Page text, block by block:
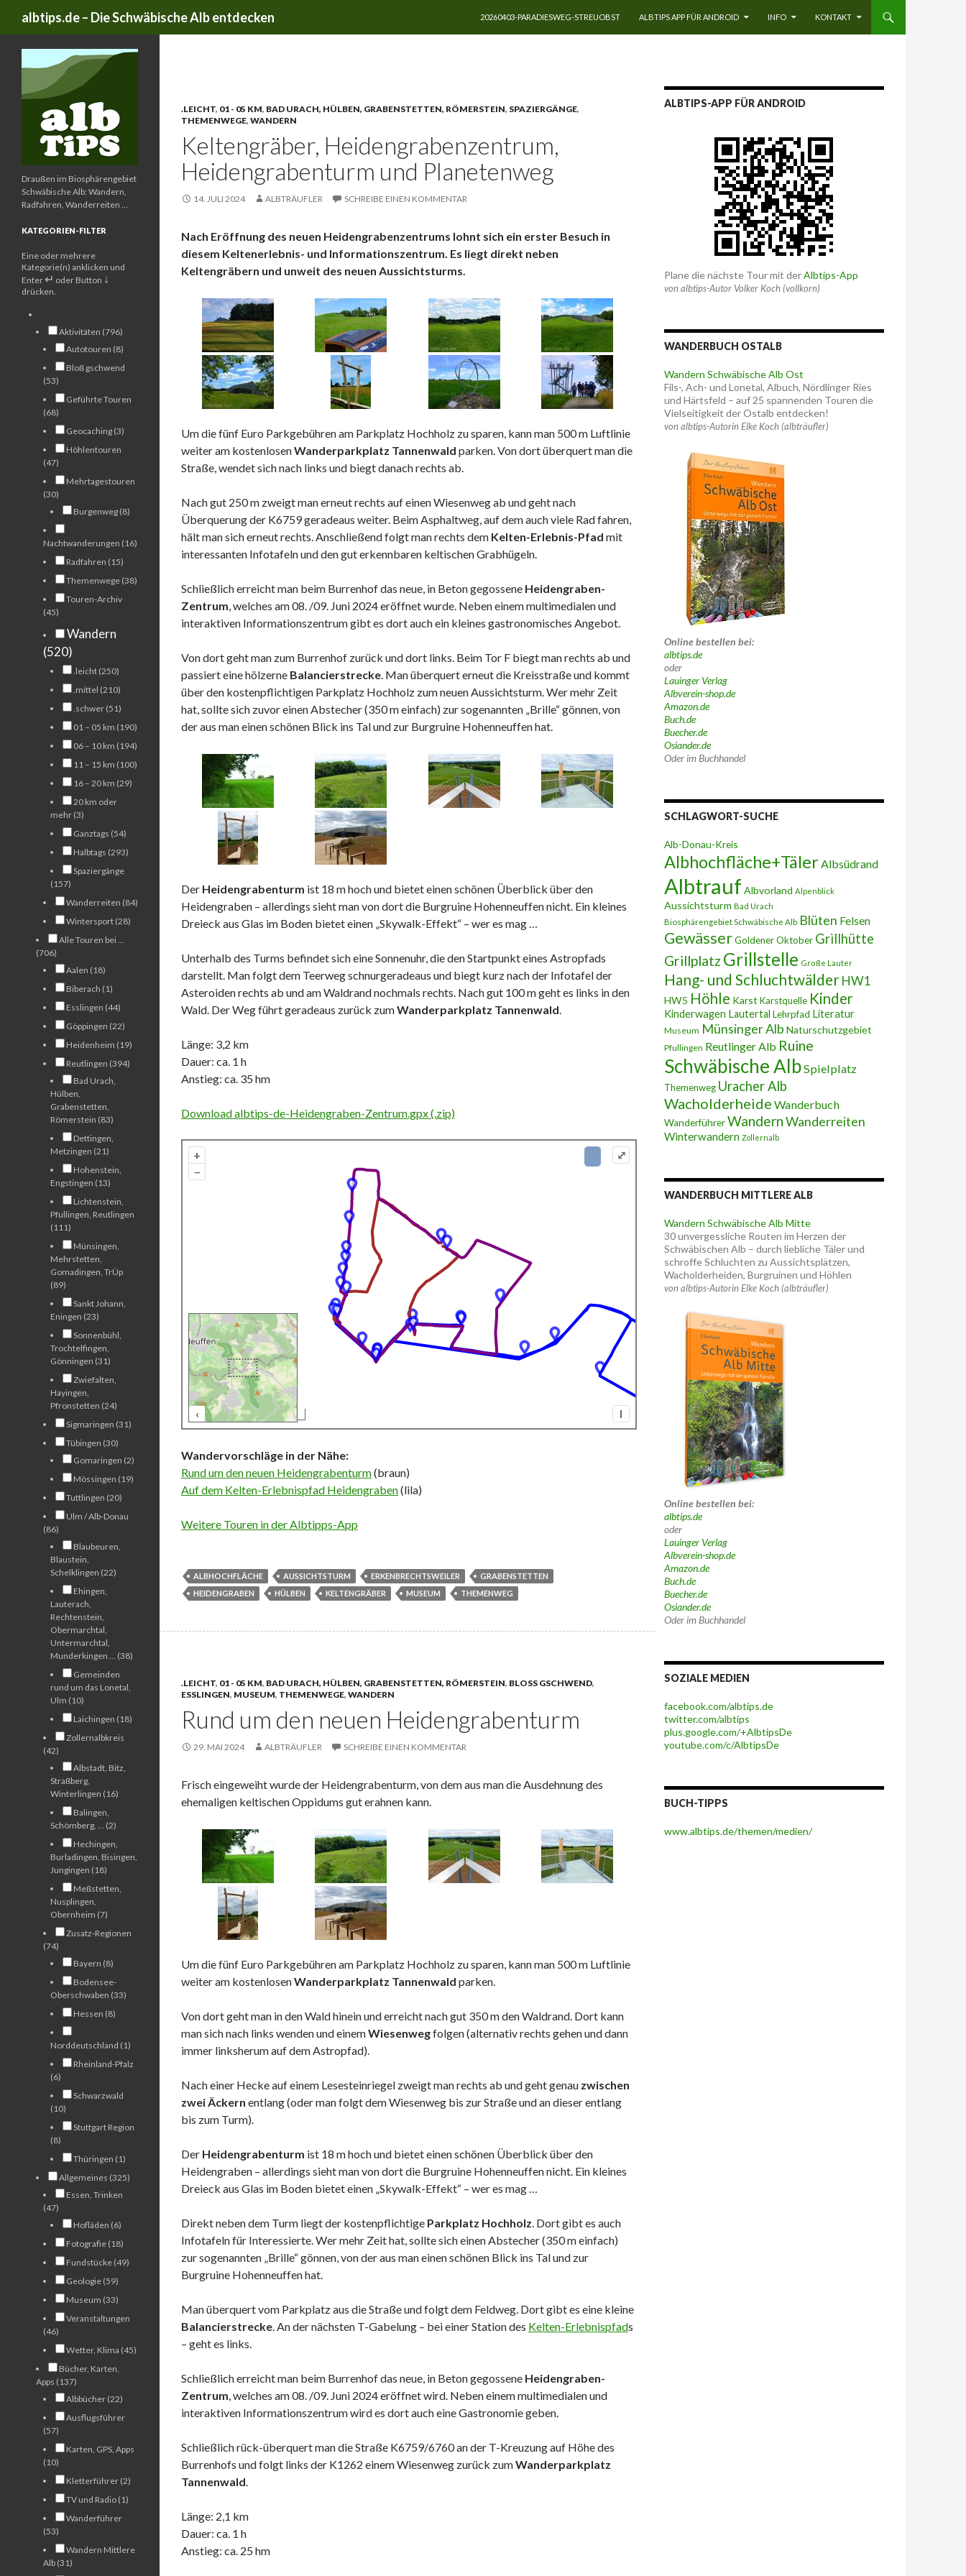
albtips.de – Die Schwäbische Alb entdecken
20260403-PARADIESWEG-STREUOBST
ALBTIPS APP FÜR ANDROID INFO KONTAKT
.LEICHT, 01 - 05 KM, BAD URACH, HÜLBEN, GRABENSTETTEN, RÖMERSTEIN, SPAZIERGÄNGE,
THEMENWEGE, WANDERN
Keltengräber, Heidengrabenzentrum,
Heidengrabenturm und Planetenweg
14. JULI 2024 ALBTRÄUFLER SCHREIBE EINEN KOMMENTAR
Nach Eröffnung des neuen Heidengrabenzentrums lohnt sich ein erster Besuch in
diesem Keltenerlebnis- und Informationszentrum. Es liegt direkt neben
Keltengräbern und unweit des neuen Aussichtsturms.
Um die fünf Euro Parkgebühren am Parkplatz Hochholz zu sparen, kann man 500 m Luftlinie
weiter am kostenlosenWanderparkplatz Tannenwald parken. Von dort überquert man die
Straße, wendet sich nach links und biegt danach rechts ab.
Nach gut 250 m zweigt man erneut rechts auf einen Wiesenweg ab und geht nach
Überquerung der K6759 geradeaus weiter. Beim Asphaltweg, auf dem auch viele Rad fahren,
hält man sich erneut rechts. Anschließend folgt man rechts dem Kelten-Erlebnis-Pfad mit
interessanten Infotafeln und den gut erkennbaren keltischen Grabhügeln.
Schließlich erreicht man beim Burrenhof das neue, in Beton gegossene Heidengraben-
Zentrum, welches am 08. /09. Juni 2024 eröffnet wurde. Neben einem multimedialen und
interaktiven Informationszentrum gibt es dort auch ein kleines gastronomisches Angebot.
Von dort geht man zum Burrenhof zurück und dort links. Beim Tor F biegt man rechts ab und
passiert eine hölzerne Balancierstrecke. Man überquert erneut die Kreisstraße und kommt
über den kostenpflichtigen Parkplatz Hochholz zum neuen Aussichtsturm. Wer mehr Zeit
hat, sollte sich zuvor einen Abstecher (350 m einfach) zur sogenannten „Brille“ gönnen, von
der aus man einen schönen Blick ins Tal und zur Burgruine Hohenneuffen hat.
Der Heidengrabenturm ist 18 m hoch und bietet einen schönen Überblick über den
Heidengraben – allerdings sieht man von dort die Burgruine Hohenneuffen nicht. Ein kleines
Dreieck aus Glas im Boden bietet einen „Skywalk-Effekt“ – wer es mag …
Unterhalb des Turms befindet sich eine Sonnenuhr, die den Startpunkt eines Astropfads
darstellt. Man folgt dem Teerweg schnurgeradeaus und biegt kurz nach der Infotafel der
Asteroiden rechts ab und am Waldrand nochmals rechts. Nach gut 100 m geht es links in den
Wald. Der Weg führt geradeaus zurück zumWanderparkplatz Tannenwald.
Länge: 3,2 km
Dauer: ca. 1 h
Anstieg: ca. 35 hm
Download albtips-de-Heidengraben-Zentrum.gpx (.zip)
+
–
I
500 m
‹
⤢
Wandervorschläge in der Nähe:
Rund um den neuen Heidengrabenturm(braun)
Auf dem Kelten-Erlebnispfad Heidengraben(lila)
Weitere Touren in der Albtipps-App
ALBHOCHFLÄCHE AUSSICHTSTURM ERKENBRECHTSWEILER
GRABENSTETTEN
HEIDENGRABEN
HÜLBEN KELTENGRÄBER MUSEUM THEMENWEG
.LEICHT, 01 - 05 KM, BAD URACH, HÜLBEN, GRABENSTETTEN, RÖMERSTEIN, BLOSS GSCHWEND
,
ESSLINGEN, MUSEUM, THEMENWEGE, WANDERN
Rund um den neuen Heidengrabenturm
29. MAI 2024 ALBTRÄUFLER SCHREIBE EINEN KOMMENTAR
Frisch eingeweiht wurde der Heidengrabenturm, von dem aus man die Ausdehnung des
ehemaligen keltischen Oppidums gut erahnen kann.
Um die fünf Euro Parkgebühren am Parkplatz Hochholz zu sparen, kann man 500 m Luftlinie
weiter am kostenlosenWanderparkplatz Tannenwald parken.
Von dort geht man in den Wald hinein und erreicht nach gut 350 m den Waldrand. Dort kann
man sich nach links wenden und einemWiesenwegfolgen (alternativ rechts gehen und dann
immer linksherum auf dem Astropfad).
Nach einer Hecke auf einem Lesesteinriegel zweigt man rechts ab und geht genau zwischen
zwei Äckern entlang (oder man folgt dem Wiesenweg bis zur Straße und an dieser entlang
bis zum Turm).
Der Heidengrabenturm ist 18 m hoch und bietet einen schönen Überblick über den
Heidengraben – allerdings sieht man von dort die Burgruine Hohenneuffen nicht. Ein kleines
Dreieck aus Glas im Boden bietet einen „Skywalk-Effekt“ – wer es mag …
Direkt neben dem Turm liegt der kostenpflichtige Parkplatz Hochholz. Dort gibt es auch
Infotafeln für Interessierte. Wer mehr Zeit hat, sollte sich einen Abstecher (350 m einfach)
zur sogenannten „Brille“ gönnen, von der aus man einen schönen Blick ins Tal und zur
Burgruine Hohenneuffen hat.
Man überquert vom Parkplatz aus die Straße und folgt dem Feldweg. Dort gibt es eine kleine
Balancierstrecke. An der nächsten T-Gabelung – bei einer Station des Kelten-Erlebnispfads
– geht es links.
Schließlich erreicht man beim Burrenhof das neue, in Beton gegossene Heidengraben-
Zentrum, welches am 08. /09. Juni 2024 eröffnet wird. Neben einem multimedialen und
interaktiven Informationszentrum wird es dort auch eine Gastronomie geben.
Schließlich rück-überquert man die Straße K6759/6760 an der T-Kreuzung auf Höhe des
Burrenhofs und folgt links der K1262 einem Wiesenweg zurück zumWanderparkplatz
Tannenwald.
Länge: 2,1 km
Dauer: ca. 1 h
Anstieg: ca. 25 hm
ALBTIPS-APP FÜR ANDROID
Plane die nächste Tour mit derAlbtips-App
von albtips-Autor Volker Koch (vollkorn)
WANDERBUCH OSTALB
Wandern Schwäbische Alb Ost
Fils-, Ach- und Lonetal, Albuch, Nördlinger Ries
und Härtsfeld – auf 25 spannenden Touren die
Vielseitigkeit der Ostalb entdecken!
von albtips-Autorin Elke Koch (albträufler)
Online bestellen bei:
albtips.de
oder
Lauinger Verlag
Albverein-shop.de
Amazon.de
Buch.de
Buecher.de
Osiander.de
Oder im Buchhandel
SCHLAGWORT-SUCHE
Alb-Donau-Kreis
Albhochfläche+TälerAlbsüdrand
Albtrauf Albvorland Alpenblick
Aussichtsturm Bad Urach
Biosphärengebiet Schwäbische Alb Blüten Felsen
GewässerGoldener Oktober Grillhütte
Grillplatz Grillstelle Große Lauter
Hang- und SchluchtwälderHW1
HW5 Höhle Karst Karstquelle Kinder
Kinderwagen Lautertal Lehrpfad Literatur
Museum Münsinger Alb Naturschutzgebiet
Pfullingen Reutlinger Alb Ruine
Schwäbische AlbSpielplatz
Themenweg Uracher Alb
Wacholderheide Wanderbuch
WanderführerWandernWanderreiten
Winterwandern Zollernalb
WANDERBUCH MITTLERE ALB
Wandern Schwäbische Alb Mitte
30 unvergessliche Routen im Herzen der
Schwäbischen Alb – durch liebliche Täler und
schroffe Schluchten zu Aussichtsplätzen,
Wacholderheiden, Burgruinen und Höhlen
von albtips-Autorin Elke Koch (albträufler)
Online bestellen bei:
albtips.de
oder
Lauinger Verlag
Albverein-shop.de
Amazon.de
Buch.de
Buecher.de
Osiander.de
Oder im Buchhandel
SOZIALE MEDIEN
facebook.com/albtips.de
twitter.com/albtips
plus.google.com/+AlbtipsDe
youtube.com/c/AlbtipsDe
BUCH-TIPPS
www.albtips.de/themen/medien/
Draußen im Biosphärengebiet
Schwäbische Alb: Wandern,
Radfahren, Wanderreiten …
KATEGORIEN-FILTER
Eine oder mehrere
Kategorie(n) anklicken und
Enter ↵ oder Button ↓
drücken.
Aktivitäten (796)
Autotouren (8)
Bloß gschwend
(53)
Geführte Touren
(68)
Geocaching (3)
Höhlentouren
(47)
Mehrtagestouren
(30)
Burgenweg (8)
Nachtwanderungen (16)
Radfahren (15)
Themenwege (38)
Touren-Archiv
(45)
Wandern
(520)
.leicht (250)
.mittel (210)
.schwer (51)
01 – 05 km (190)
06 – 10 km (194)
11 – 15 km (100)
16 – 20 km (29)
20 km oder
mehr (3)
Ganztags (54)
Halbtags (293)
Spaziergänge
(157)
Wanderreiten (84)
Wintersport (28)
Alle Touren bei …
(706)
Aalen (18)
Biberach (1)
Esslingen (44)
Göppingen (22)
Heidenheim (19)
Reutlingen (394)
Bad Urach,
Hülben,
Grabenstetten,
Römerstein (83)
Dettingen,
Metzingen (21)
Hohenstein,
Engstingen (13)
Lichtenstein,
Pfullingen, Reutlingen
(111)
Münsingen,
Mehrstetten,
Gomadingen, TrÜp
(89)
Sankt Johann,
Eningen (23)
Sonnenbühl,
Trochtelfingen,
Gönningen (31)
Zwiefalten,
Hayingen,
Pfronstetten (24)
Sigmaringen (31)
Tübingen (30)
Gomaringen (2)
Mössingen (19)
Tuttlingen (20)
Ulm / Alb-Donau
(86)
Blaubeuren,
Blaustein,
Schelklingen (22)
Ehingen,
Lauterach,
Rechtenstein,
Obermarchtal,
Untermarchtal,
Munderkingen … (38)
Gemeinden
rund um das Lonetal,
Ulm (10)
Laichingen (18)
Zollernalbkreis
(42)
Albstadt, Bitz,
Straßberg,
Winterlingen (16)
Balingen,
Schömberg, … (2)
Hechingen,
Burladingen, Bisingen,
Jungingen (18)
Meßstetten,
Nusplingen,
Obernheim (7)
Zusatz-Regionen
(74)
Bayern (8)
Bodensee-
Oberschwaben (33)
Hessen (8)
Norddeutschland (1)
Rheinland-Pfalz
(6)
Schwarzwald
(10)
Stuttgart Region
(8)
Thüringen (1)
Allgemeines (325)
Essen, Trinken
(47)
Hofläden (6)
Fotografie (18)
Fundstücke (49)
Geologie (59)
Museum (33)
Veranstaltungen
(46)
Wetter, Klima (45)
Bücher, Karten,
Apps (137)
Albbücher (22)
Ausflugsführer
(57)
Karten, GPS, Apps
(10)
Kletterführer (2)
TV und Radio (1)
Wanderführer
(53)
Wandern Mittlere
Alb (31)